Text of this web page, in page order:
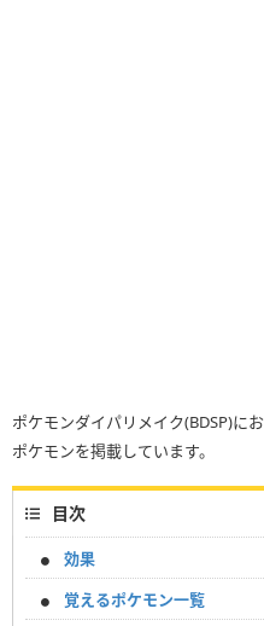
ポケモンダイパリメイク(BDSP)に
ポケモンを掲載しています。
目次
効果
覚えるポケモン一覧